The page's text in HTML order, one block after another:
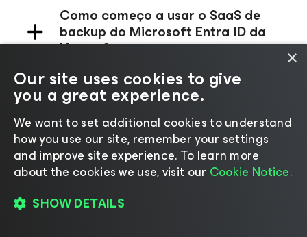
Como começo a usar o SaaS de
backup do Microsoft Entra ID da
Veeam?
A Veeam Data Cloud permite o
licenciamento do Microsoft Entra
ID for Education (por exemplo, SKUs
para professores ou estudantes)?
×
Our site uses cookies to give
you a great experience.
We want to set additional cookies to understand
how you use our site, remember your settings
and improve site experience. ​To learn more
about the cookies we use, visit our Cookie Notice.
SHOW DETAILS